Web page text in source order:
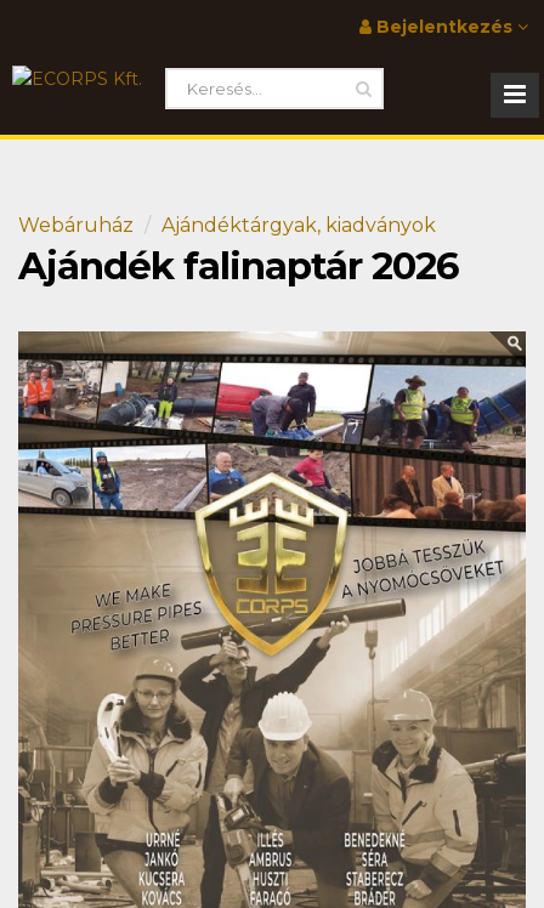
Bejelentkezés
Webáruház Ajándéktárgyak, kiadványok
Ajándék falinaptár 2026